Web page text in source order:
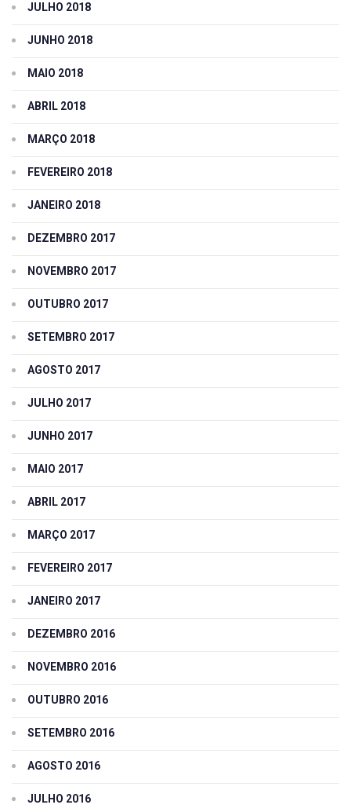
JULHO 2018
JUNHO 2018
MAIO 2018
ABRIL 2018
MARÇO 2018
FEVEREIRO 2018
JANEIRO 2018
DEZEMBRO 2017
NOVEMBRO 2017
OUTUBRO 2017
SETEMBRO 2017
AGOSTO 2017
JULHO 2017
JUNHO 2017
MAIO 2017
ABRIL 2017
MARÇO 2017
FEVEREIRO 2017
JANEIRO 2017
DEZEMBRO 2016
NOVEMBRO 2016
OUTUBRO 2016
SETEMBRO 2016
AGOSTO 2016
JULHO 2016